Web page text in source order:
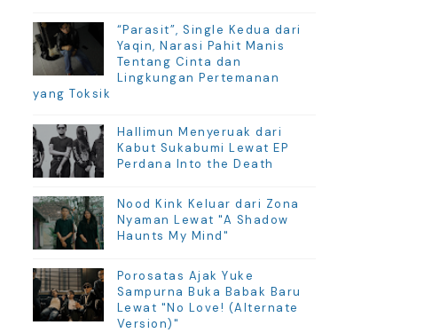
“Parasit”, Single Kedua dari
Yaqin, Narasi Pahit Manis
Tentang Cinta dan
Lingkungan Pertemanan
yang Toksik
Hallimun Menyeruak dari
Kabut Sukabumi Lewat EP
Perdana Into the Death
Nood Kink Keluar dari Zona
Nyaman Lewat "A Shadow
Haunts My Mind"
Porosatas Ajak Yuke
Sampurna Buka Babak Baru
Lewat "No Love! (Alternate
Version)"